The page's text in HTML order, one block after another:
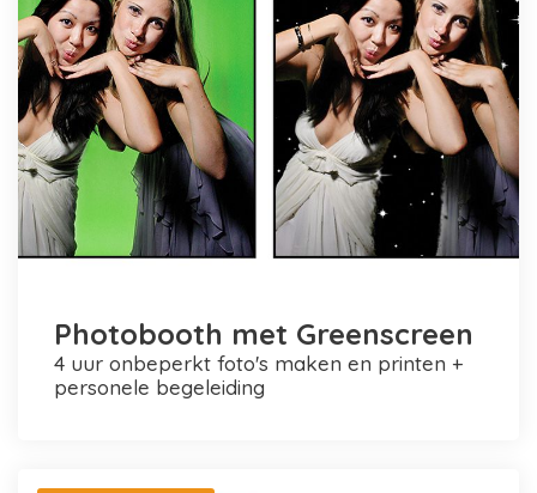
Photobooth met Greenscreen
4 uur onbeperkt foto's maken en printen +
personele begeleiding